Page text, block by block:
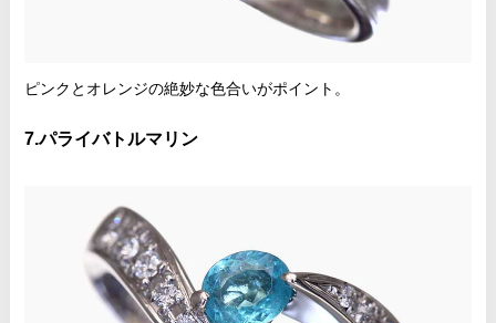
ピンクとオレンジの絶妙な色合いがポイント。
7.パライバトルマリン